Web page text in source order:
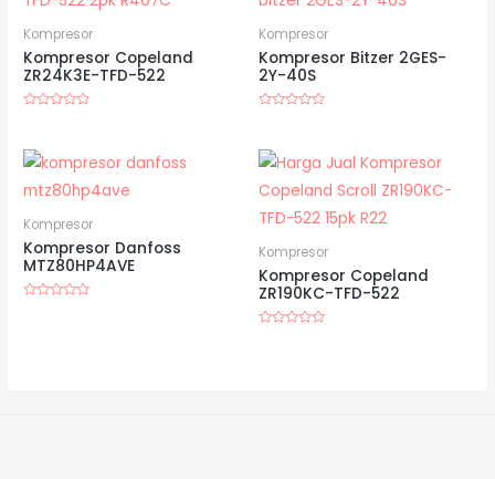
Kompresor
Kompresor Copeland
ZR24K3E-TFD-522
5
Kompresor
Kompresor Bitzer 2GES-
2Y-40S
5
Kompresor
Kompresor Danfoss
MTZ80HP4AVE
Kompresor
Kompresor Copeland
ZR190KC-TFD-522